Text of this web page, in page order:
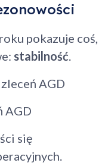
pokazuje coś,
stabilność.
AGD
AGD
się